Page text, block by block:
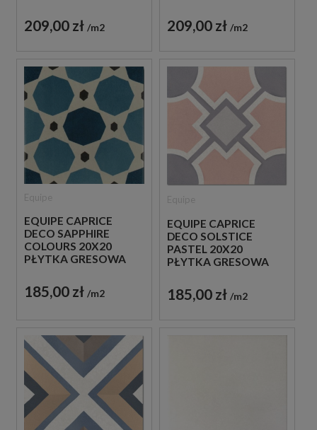
209,00 zł m2 209,00 zł m2
EQUIPE CAPRICE
DECO SAPPHIRE
COLOURS 20X20
PŁYTKA GRESOWA
185,00 zł m2
EQUIPE CAPRICE
DECO SOLSTICE
PASTEL 20X20
PŁYTKA GRESOWA
185,00 zł m2